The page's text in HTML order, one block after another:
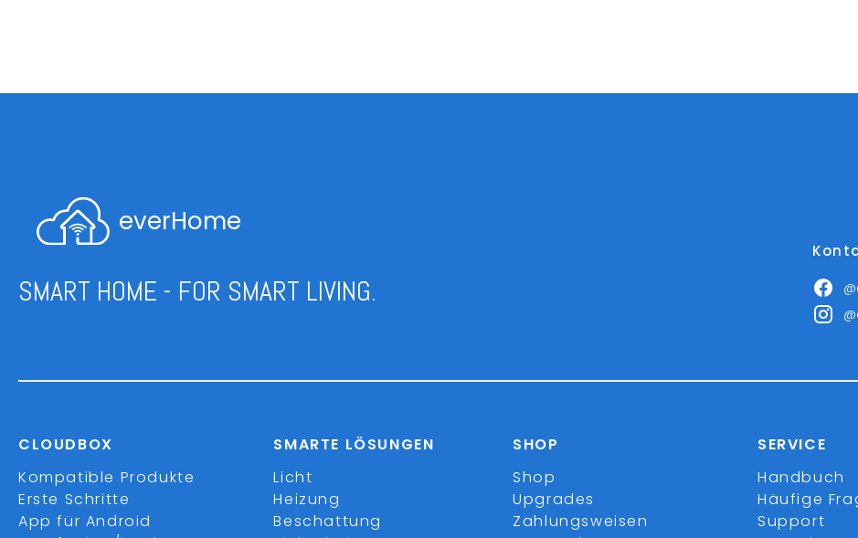
everHome
SMART HOME - FOR SMART LIVING.
CLOUDBOX
Kompatible Produkte
Erste Schritte
App für Android
SMARTE LÖSUNGEN
Licht
Heizung
Beschattung
SHOP
Shop
Upgrades
Zahlungsweisen
SERVICE
Handbuch
Häufige
Support